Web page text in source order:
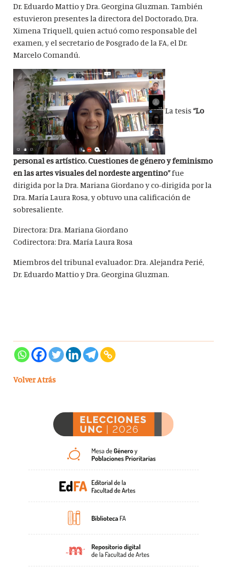
Dr. Eduardo Mattio y Dra. Georgina Gluzman. También
estuvieron presentes la directora del Doctorado, Dra.
Ximena Triquell, quien actuó como responsable del
examen, y el secretario de Posgrado de la FA, el Dr.
Marcelo Comandú.
La tesis“Lo
personal es artístico. Cuestiones de género y feminismo
en las artes visuales del nordeste argentino”fue
dirigida por la Dra. Mariana Giordano y co-dirigida por la
Dra. María Laura Rosa, y obtuvo una calificación de
sobresaliente.
Directora: Dra. Mariana Giordano
Codirectora: Dra. María Laura Rosa
Miembros del tribunal evaluador: Dra. Alejandra Perié,
Dr. Eduardo Mattio y Dra. Georgina Gluzman.
Volver Atrás